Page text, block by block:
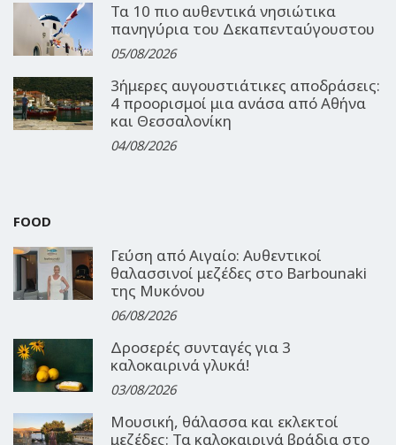
Τα 10 πιο αυθεντικά νησιώτικα
πανηγύρια του Δεκαπενταύγουστου
05/08/2026
3ήμερες αυγουστιάτικες αποδράσεις:
4 προορισμοί μια ανάσα από Αθήνα
και Θεσσαλονίκη
04/08/2026
FOOD
Γεύση από Αιγαίο: Αυθεντικοί
θαλασσινοί μεζέδες στο Barbounaki
της Μυκόνου
06/08/2026
Δροσερές συνταγές για 3
καλοκαιρινά γλυκά!
03/08/2026
Μουσική, θάλασσα και εκλεκτοί
μεζέδες: Τα καλοκαιρινά βράδια στο